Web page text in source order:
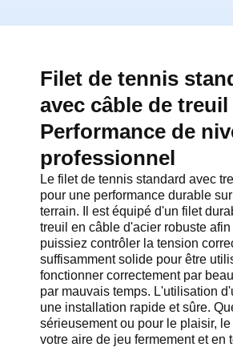
Filet de tennis
avec câble de treuil
Performance de
professionnel
Le filet de tennis standard avec
pour une performance durable
terrain. Il est équipé d'un filet
treuil en câble d'acier robuste
puissiez contrôler la tension
suffisamment solide pour être
fonctionner correctement par
par mauvais temps. L'utilisation
une installation rapide et sûre.
sérieusement ou pour le plaisir,
votre aire de jeu fermement et en